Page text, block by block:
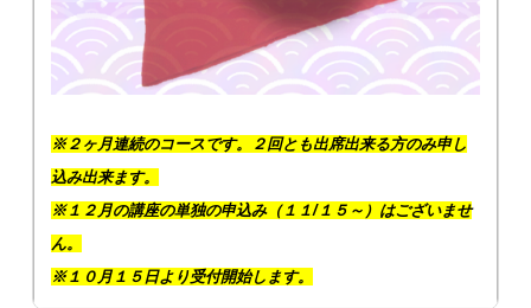
※２ヶ月連続のコースです。２回とも出席出来る方のみ申し
込み出来ます。
※１２月の講座の単独の申込み（１１/１５～）はございませ
ん。
※１０月１５日より受付開始します。